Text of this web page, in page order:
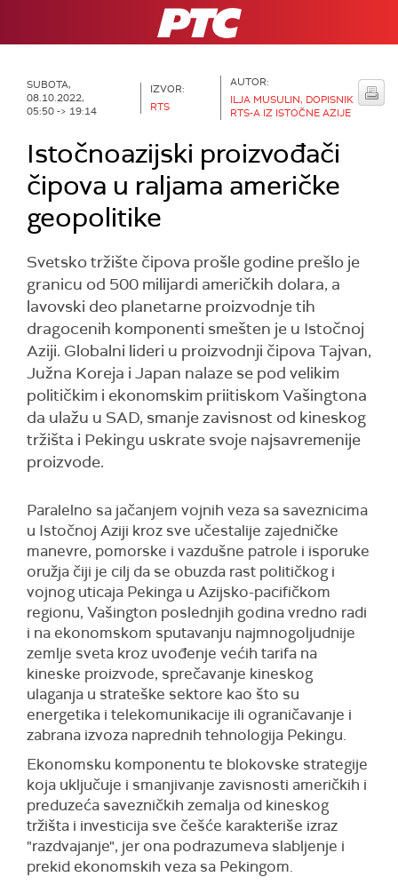
RTS
SUBOTA,
08.10.2022,
05:50 -> 19:14
IZVOR:
RTS
AUTOR:
ILJA MUSULIN, DOPISNIK
RTS-A IZ ISTOČNE AZIJE
Istočnoazijski proizvođači
čipova u raljama američke
geopolitike
Svetsko tržište čipova prošle godine prešlo je
granicu od 500 milijardi američkih dolara, a
lavovski deo planetarne proizvodnje tih
dragocenih komponenti smešten je u Istočnoj
Aziji. Globalni lideri u proizvodnji čipova Tajvan,
Južna Koreja i Japan nalaze se pod velikim
političkim i ekonomskim priitiskom Vašingtona
da ulažu u SAD, smanje zavisnost od kineskog
tržišta i Pekingu uskrate svoje najsavremenije
proizvode.
Paralelno sa jačanjem vojnih veza sa saveznicima
u Istočnoj Aziji kroz sve učestalije zajedničke
manevre, pomorske i vazdušne patrole i isporuke
oružja čiji je cilj da se obuzda rast političkog i
vojnog uticaja Pekinga u Azijsko-pacifičkom
regionu, Vašington poslednjih godina vredno radi
i na ekonomskom sputavanju najmnogoljudnije
zemlje sveta kroz uvođenje većih tarifa na
kineske proizvode, sprečavanje kineskog
ulaganja u strateške sektore kao što su
energetika i telekomunikacije ili ograničavanje i
zabrana izvoza naprednih tehnologija Pekingu.
Ekonomsku komponentu te blokovske strategije
koja uključuje i smanjivanje zavisnosti američkih i
preduzeća savezničkih zemalja od kineskog
tržišta i investicija sve češće karakteriše izraz
"razdvajanje", jer ona podrazumeva slabljenje i
prekid ekonomskih veza sa Pekingom.